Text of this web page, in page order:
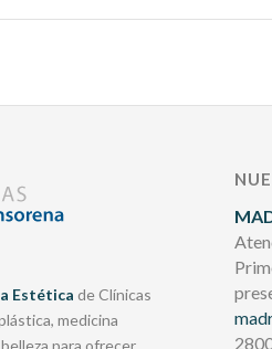
Estética de Clínicas
medicina